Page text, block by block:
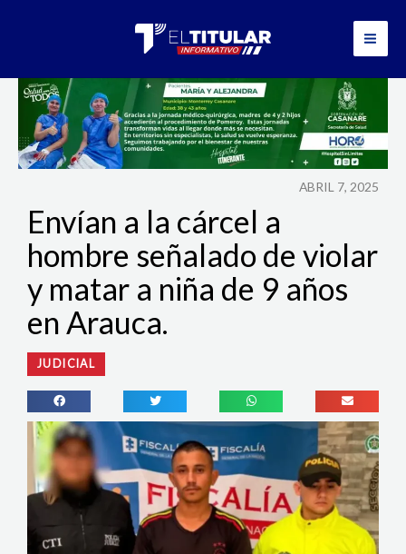
ABRIL 7, 2025
Envían a la cárcel a
hombre señalado de violar
y matar a niña de 9 años
en Arauca.
JUDICIAL